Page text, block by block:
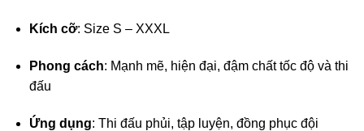
Kích cỡ: Size S – XXXL
Phong cách: Mạnh mẽ, hiện đại, đậm chất tốc độ và thi
đấu
Ứng dụng: Thi đấu phủi, tập luyện, đồng phục đội